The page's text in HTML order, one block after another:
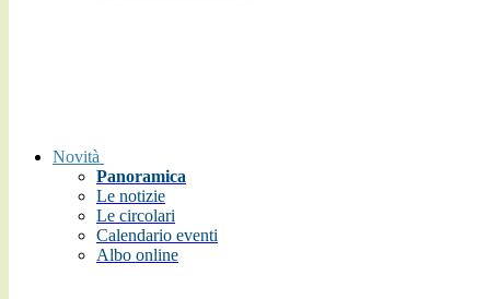
Novità
Panoramica
Le notizie
Le circolari
Calendario eventi
Albo online